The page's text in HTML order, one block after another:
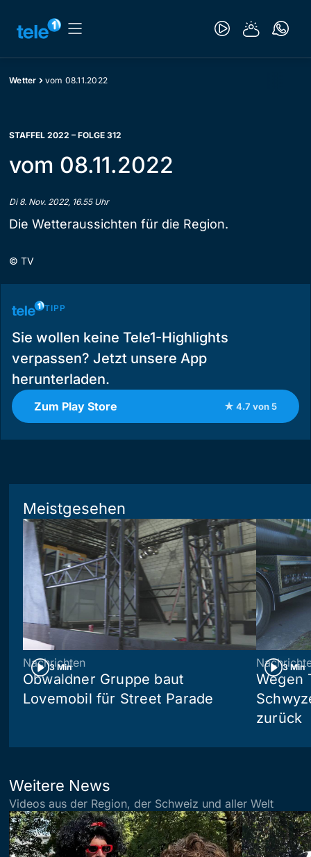
Wetter vom 08.11.2022
STAFFEL 2022 – FOLGE 312
vom 08.11.2022
Di 8. Nov. 2022, 16.55 Uhr
Die Wetteraussichten für die Region.
© TV
TIPP
Sie wollen keine Tele1-Highlights
verpassen? Jetzt unsere App
herunterladen.
Zum Play Store ★ 4.7 von 5
Meistgesehen
3 Min
Nachrichten
Obwaldner Gruppe baut
Lovemobil für Street Parade
3 Min
Wegen
zurück
Weitere News
Videos aus der Region, der Schweiz und aller Welt